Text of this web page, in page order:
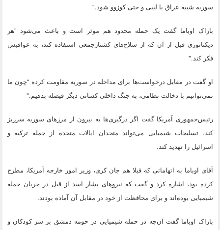
سوریه شبیه عراق یا لیبی و حتی کوزوو شود."
باراک اوباما گفت یک حمله محدود هم موثر است و باعث می‌شود "هر
دیکتاتوری قبل از آن که از سلاح‌های کشتارجمعی استفاده کند، به عواقبش
فکر کند."
او گفت در مقابل درخواست‌ها برای مداخله در سوریه مقاومت کرده "چون ما
نمی‌توانیم با دخالت نظامی، به جنگ داخلی کسانی دیگر فیصله بدهیم."
رئیس‌جمهوری آمریکا گفت اگر درگیری‌ها به بیرون از مرزهای سوریه سرریز
کند، تسلیحات شیمیایی می‌تواند متحدان ایالات متحده از جمله ترکیه و
اسرائیل را تهدید کند.
آقای اوباما به اتهاماتی که قبلا هم جان کری، وزیر امور خارجه آمریکا، مطرح
کرده بود، اشاره کرد و گفت که نیروهای بشار اسد از قبل در جریان حمله
شیمیایی بوده‌اند و برای محافظت از خود در مقابل آن آماده بودند.
باراک اوباما گفت آن‌چه در حمله شیمیایی در حومه دمشق بر سر کودکان و